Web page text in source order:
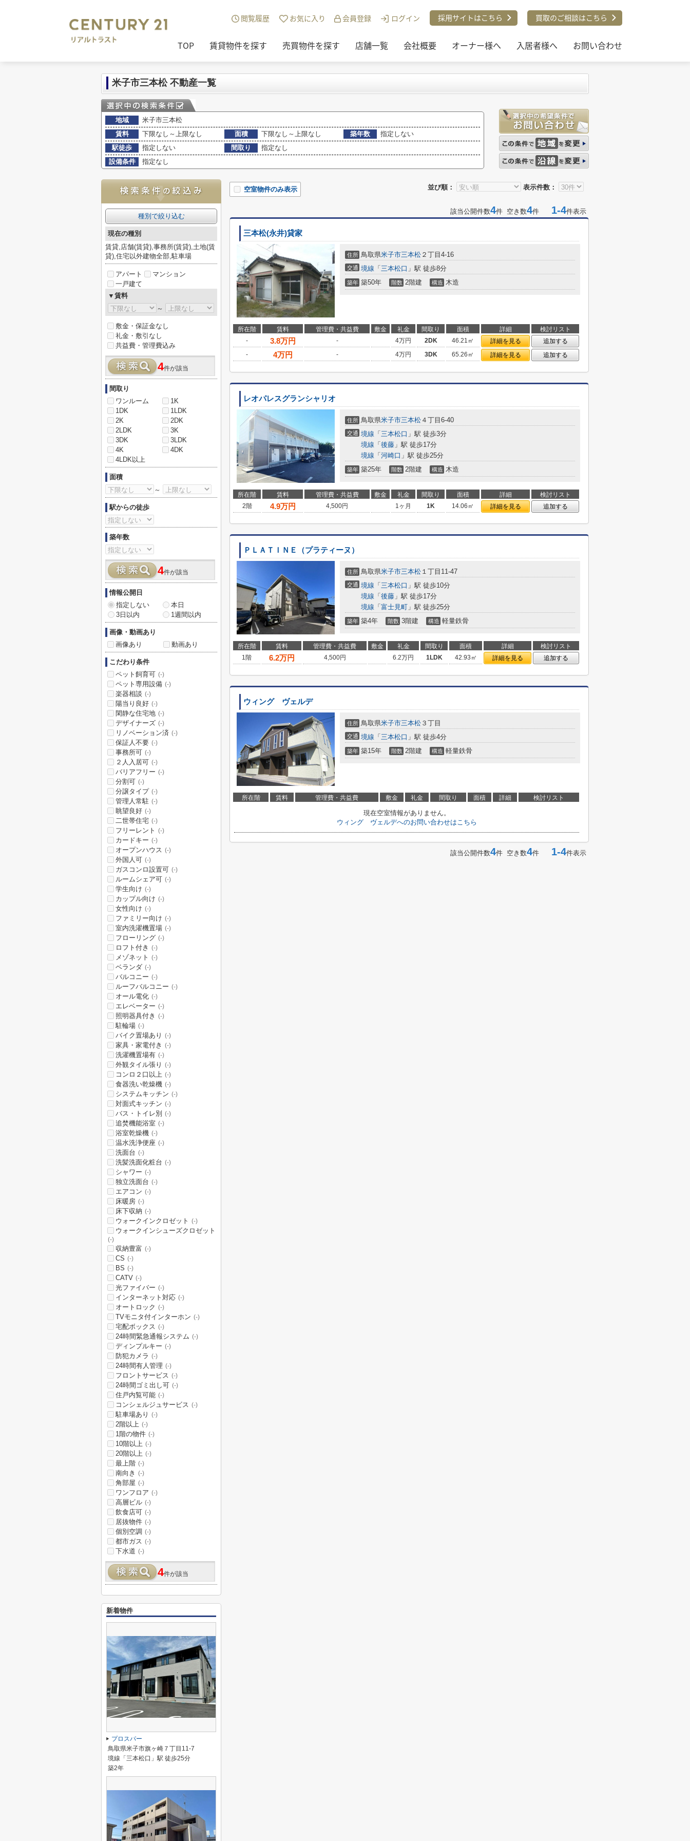
閲覧履歴 お気に入り 会員登録 ログイン 採用サイトはこちら 買取のご相談はこちら
TOP 賃貸物件を探す 売買物件を探す 店舗一覧 会社概要 オーナー様へ 入居者様へ お問い合わせ
米子市三本松 不動産一覧
地域
米子市三本松
賃料
下限なし～上限なし 面積 下限なし～上限なし 築年数
指定しない
駅徒歩
指定しない 間取り
指定なし
設備条件
指定なし
並び順： 表示件数：
空室物件のみ表示
該当公開件数4件 空き数4件 1-4件表示
三本松(永井)貸家
住所 鳥取県米子市三本松 ２丁目4-16
交通 境線 「 三本松口 」駅 徒歩8分
築年 築50年 階数 2階建 構造 木造
所在階 賃料 管理費・共益費 敷金 礼金 間取り 面積 詳細
検討リスト
-
3.8万円 - 4万円 2DK 46.21㎡ 詳細を見る
追加する
-
4万円 - 4万円 3DK 65.26㎡ 詳細を見る 追加する
レオパレスグランシャリオ
住所 鳥取県米子市三本松 ４丁目6-40
交通 境線 「 三本松口 」駅 徒歩3分
境線 「 後藤 」駅 徒歩17分
境線 「 河崎口 」駅 徒歩25分
築年 築25年 階数 2階建 構造 木造
所在階 賃料 管理費・共益費 敷金 礼金 間取り 面積 詳細
検討リスト
2階
4.9万円 4,500円 1ヶ月 1K 14.06㎡ 詳細を見る 追加する
ＰＬＡＴＩＮＥ（プラティーヌ）
住所 鳥取県米子市三本松 １丁目11-47
交通 境線 「 三本松口 」駅 徒歩10分
境線 「 後藤 」駅 徒歩17分
境線 「 富士見町 」駅 徒歩25分
築年 築4年 階数 3階建 構造 軽量鉄骨
所在階 賃料 管理費・共益費 敷金 礼金 間取り 面積 詳細
検討リスト
1階
6.2万円 4,500円 6.2万円 1LDK 42.93㎡ 詳細を見る 追加する
ウィング ヴェルデ
住所 鳥取県米子市三本松 ３丁目
交通 境線 「 三本松口 」駅 徒歩4分
築年 築15年 階数 2階建 構造 軽量鉄骨
所在階 賃料 管理費・共益費 敷金 礼金 間取り 面積 詳細 検討リスト
現在空室情報がありません。
ウィング ヴェルデへのお問い合わせはこちら
該当公開件数4件 空き数4件 1-4件表示
種別で絞り込む
現在の種別
賃貸,店舗(賃貸),事務所(賃貸),土地(賃
貸),住宅以外建物全部,駐車場
アパート
マンション
一戸建て
▼賃料
～
敷金・保証金なし
礼金・敷引なし
共益費・管理費込み
4件が該当
間取り
ワンルーム
1K
1DK
1LDK
2K
2DK
2LDK
3K
3DK
3LDK
4K
4DK
4LDK以上
面積
～
駅からの徒歩
築年数
4件が該当
情報公開日
指定しない
本日
3日以内
1週間以内
画像・動画あり
画像あり
動画あり
こだわり条件
ペット飼育可 (-)
ペット専用設備 (-)
楽器相談 (-)
陽当り良好 (-)
閑静な住宅地 (-)
デザイナーズ (-)
リノベーション済 (-)
保証人不要 (-)
事務所可 (-)
２人入居可 (-)
バリアフリー (-)
分割可 (-)
分譲タイプ (-)
管理人常駐 (-)
眺望良好 (-)
二世帯住宅 (-)
フリーレント (-)
カードキー (-)
オープンハウス (-)
外国人可 (-)
ガスコンロ設置可 (-)
ルームシェア可 (-)
学生向け (-)
カップル向け (-)
女性向け (-)
ファミリー向け (-)
室内洗濯機置場 (-)
フローリング (-)
ロフト付き (-)
メゾネット (-)
ベランダ (-)
バルコニー (-)
ルーフバルコニー (-)
オール電化 (-)
エレベーター (-)
照明器具付き (-)
駐輪場 (-)
バイク置場あり (-)
家具・家電付き (-)
洗濯機置場有 (-)
外観タイル張り (-)
コンロ２口以上 (-)
食器洗い乾燥機 (-)
システムキッチン (-)
対面式キッチン (-)
バス・トイレ別 (-)
追焚機能浴室 (-)
浴室乾燥機 (-)
温水洗浄便座 (-)
洗面台 (-)
洗髪洗面化粧台 (-)
シャワー (-)
独立洗面台 (-)
エアコン (-)
床暖房 (-)
床下収納 (-)
ウォークインクロゼット (-)
ウォークインシューズクロゼット
(-)
収納豊富 (-)
CS (-)
BS (-)
CATV (-)
光ファイバー (-)
インターネット対応 (-)
オートロック (-)
TVモニタ付インターホン (-)
宅配ボックス (-)
24時間緊急通報システム (-)
ディンプルキー (-)
防犯カメラ (-)
24時間有人管理 (-)
フロントサービス (-)
24時間ゴミ出し可 (-)
住戸内覧可能 (-)
コンシェルジュサービス (-)
駐車場あり (-)
2階以上 (-)
1階の物件 (-)
10階以上 (-)
20階以上 (-)
最上階 (-)
南向き (-)
角部屋 (-)
ワンフロア (-)
高層ビル (-)
飲食店可 (-)
居抜物件 (-)
個別空調 (-)
都市ガス (-)
下水道 (-)
4件が該当
新着物件
プロスパー
鳥取県米子市旗ヶ崎７丁目11-7
境線「三本松口」駅 徒歩25分
築2年